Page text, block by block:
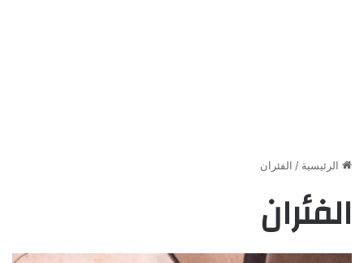
الرئيسية / الفئران
الفئران